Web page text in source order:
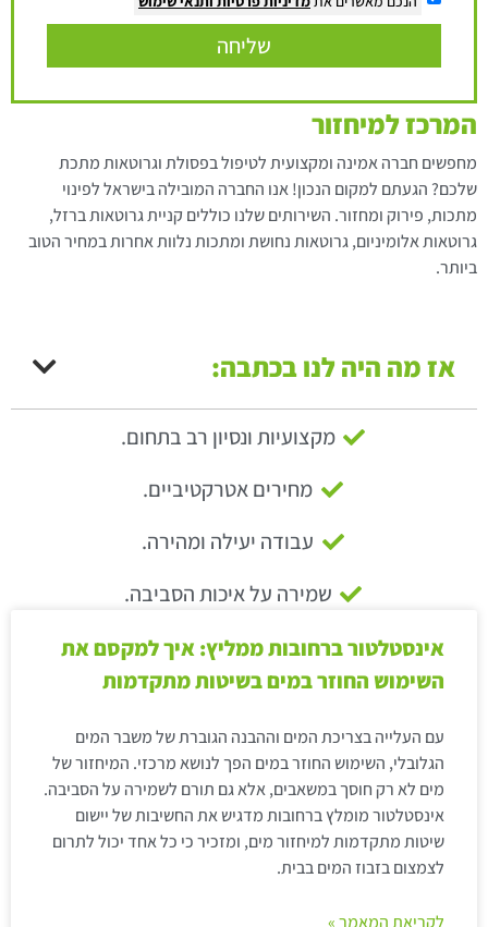
שליחה
המרכז למיחזור
מחפשים חברה אמינה ומקצועית לטיפול בפסולת וגרוטאות מתכת
שלכם? הגעתם למקום הנכון! אנו החברה המובילה בישראל לפינוי
מתכות, פירוק ומחזור. השירותים שלנו כוללים קניית גרוטאות ברזל,
גרוטאות אלומיניום, גרוטאות נחושת ומתכות נלוות אחרות במחיר הטוב
ביותר.
אז מה היה לנו בכתבה:
מקצועיות ונסיון רב בתחום.
מחירים אטרקטיביים.
עבודה יעילה ומהירה.
שמירה על איכות הסביבה.
אינסטלטור ברחובות ממליץ: איך למקסם את
השימוש החוזר במים בשיטות מתקדמות
עם העלייה בצריכת המים וההבנה הגוברת של משבר המים
הגלובלי, השימוש החוזר במים הפך לנושא מרכזי. המיחזור של
מים לא רק חוסך במשאבים, אלא גם תורם לשמירה על הסביבה.
אינסטלטור מומלץ ברחובות מדגיש את החשיבות של יישום
שיטות מתקדמות למיחזור מים, ומזכיר כי כל אחד יכול לתרום
לצמצום בזבוז המים בבית.
לקריאת המאמר »